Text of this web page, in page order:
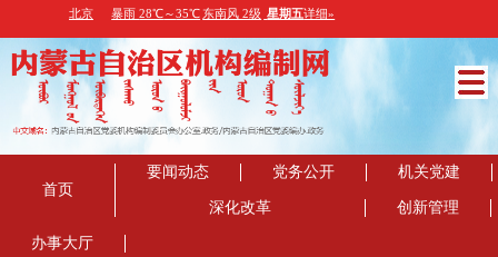
首页
要闻动态 党务公开 机关党建
深化改革 创新管理
办事大厅